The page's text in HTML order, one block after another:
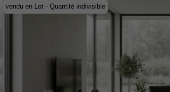
PARQUET MASSIF
PARQUET HUILÉ
vendu en Lot - Quantité indivisible
vendu en Lot - Quantité indivisible